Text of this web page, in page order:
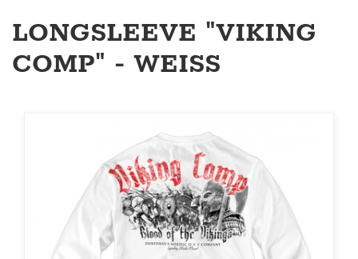
LONGSLEEVE "VIKING
COMP" - WEISS